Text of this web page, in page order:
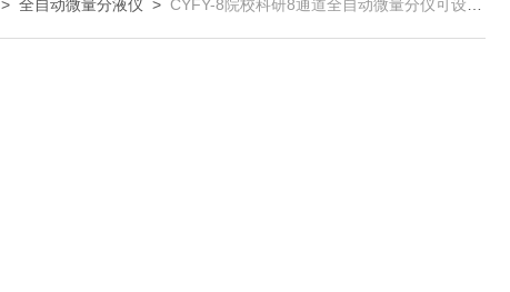
>全自动微量分液仪 >CYFY-8院校科研8通道全自动微量分仪可设置定量